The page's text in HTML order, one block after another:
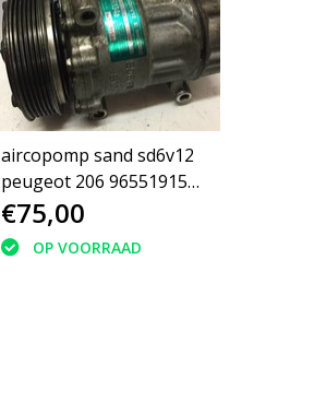
aircopomp sand sd6v12
peugeot 206 9655191580
,(6453QE),
€75,00
OP VOORRAAD